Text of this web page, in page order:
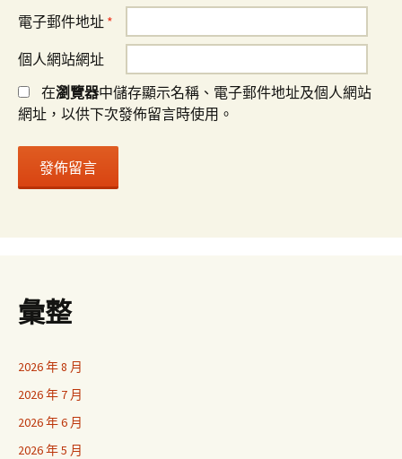
電子郵件地址 *
個人網站網址
在瀏覽器中儲存顯示名稱、電子郵件地址及個人網站
網址，以供下次發佈留言時使用。
彙整
2026 年 8 月
2026 年 7 月
2026 年 6 月
2026 年 5 月